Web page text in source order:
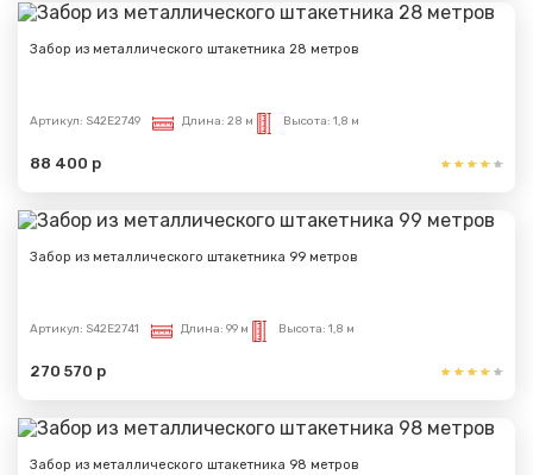
Забор из металлического штакетника 28 метров
Артикул: S42E2749 Длина: 28 м Высота: 1,8 м
88 400 р
Забор из металлического штакетника 99 метров
Артикул: S42E2741 Длина: 99 м Высота: 1,8 м
270 570 р
Забор из металлического штакетника 98 метров